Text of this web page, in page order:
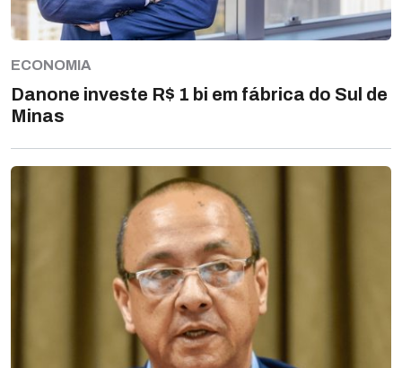
ECONOMIA
Danone investe R$ 1 bi em fábrica do Sul de
Minas